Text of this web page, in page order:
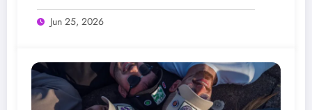
25. juna
Jun 25, 2026